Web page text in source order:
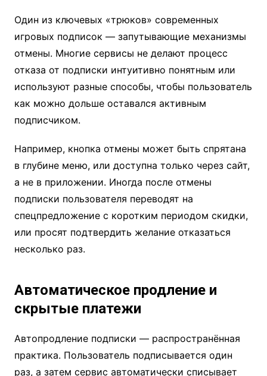
Один из ключевых «трюков» современных
игровых подписок — запутывающие механизмы
отмены. Многие сервисы не делают процесс
отказа от подписки интуитивно понятным или
используют разные способы, чтобы пользователь
как можно дольше оставался активным
подписчиком.
Например, кнопка отмены может быть спрятана
в глубине меню, или доступна только через сайт,
а не в приложении. Иногда после отмены
подписки пользователя переводят на
спецпредложение с коротким периодом скидки,
или просят подтвердить желание отказаться
несколько раз.
Автоматическое продление и
скрытые платежи
Автопродление подписки — распространённая
практика. Пользователь подписывается один
раз, а затем сервис автоматически списывает